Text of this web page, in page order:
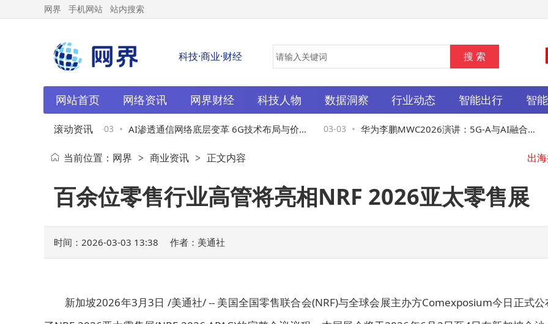
网界 手机网站 站内搜索
科技·商业·财经
网站首页 网络资讯 网界财经 科技人物 数据洞察 行业动态 智能出行 智
滚动资讯
价工具+实操 03-03 AI渗透通信网络底层变革 6G技术布局与价值
重构双线竞速
03-03 华为李鹏MWC2026演讲：5G-A与AI融合， 乐
当前位置： 网界 > 商业资讯 > 正文内容
百余位零售行业高管将亮相NRF 2026亚太零售展
时间：2026-03-03 13:38 作者：美通社
新加坡2026年3月3日 /美通社/ -- 美国全国零售联合会(NRF)与全球会展主办方Comexposium今日 正式公